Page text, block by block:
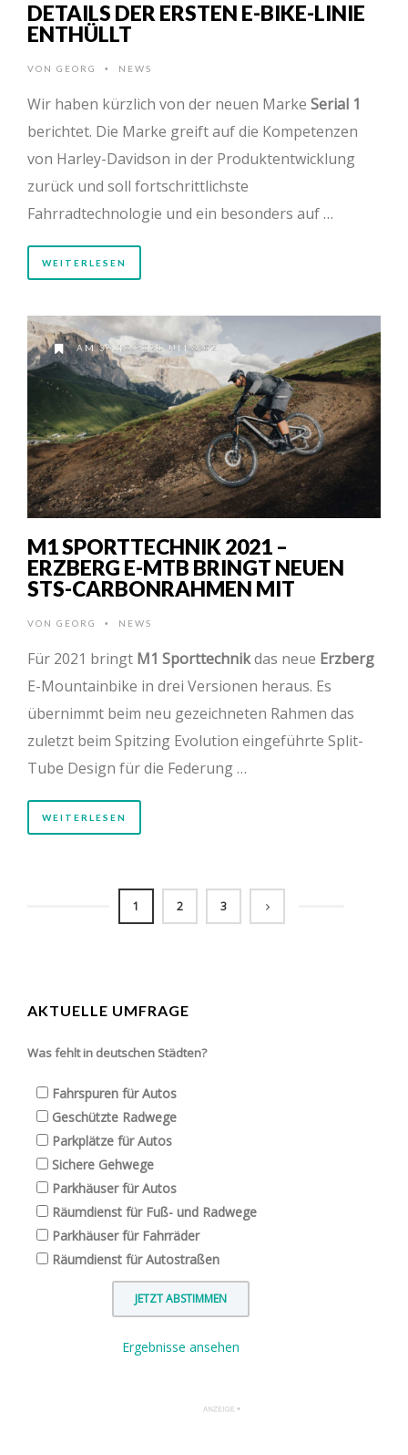
DETAILS DER ERSTEN E-BIKE-LINIE
ENTHÜLLT
VON GEORG • NEWS
Wir haben kürzlich von der neuen Marke Serial 1
berichtet. Die Marke greift auf die Kompetenzen
von Harley-Davidson in der Produktentwicklung
zurück und soll fortschrittlichste
Fahrradtechnologie und ein besonders auf …
WEITERLESEN
AM 30.10.2020 UM 6:02
M1 SPORTTECHNIK 2021 –
ERZBERG E-MTB BRINGT NEUEN
STS-CARBONRAHMEN MIT
VON GEORG • NEWS
Für 2021 bringt M1 Sporttechnikdas neue Erzberg
E-Mountainbike in drei Versionen heraus. Es
übernimmt beim neu gezeichneten Rahmen das
zuletzt beim Spitzing Evolution eingeführte Split-
Tube Design für die Federung …
WEITERLESEN
1 2 3
AKTUELLE UMFRAGE
Was fehlt in deutschen Städten?
Fahrspuren für Autos
Geschützte Radwege
Parkplätze für Autos
Sichere Gehwege
Parkhäuser für Autos
Räumdienst für Fuß- und Radwege
Parkhäuser für Fahrräder
Räumdienst für Autostraßen
Ergebnisse ansehen